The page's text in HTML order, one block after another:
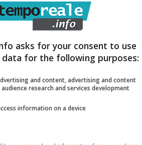
che avanza proposte sulla
lanciato a Itri.
A tal riguardo
nel comune pontino, durante
della riunione
asks for your consent to use
data for the following purposes:
and content, advertising and content
research and services development
information on a device